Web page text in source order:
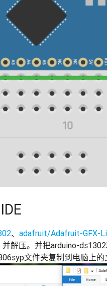
、 adafruit/Adafruit-GFX-
解压。并把arduino-
文件夹复制到电脑上的